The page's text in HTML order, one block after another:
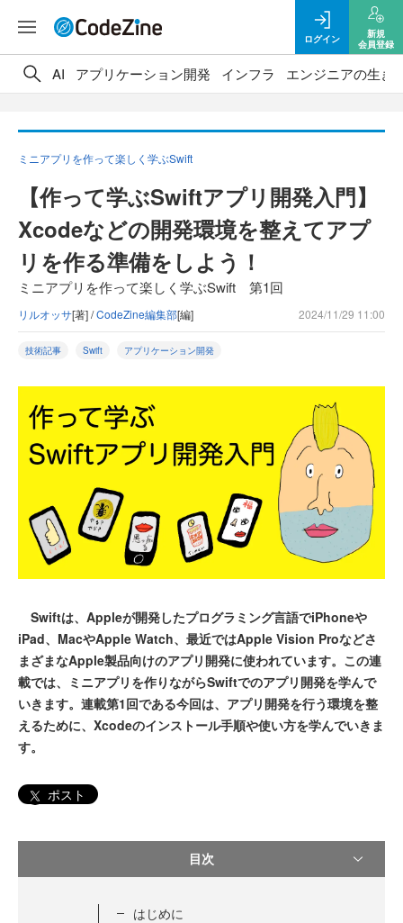
ログイン
新規
会員登録
AI アプリケーション開発 インフラ エンジニアの生き
ミニアプリを作って楽しく学ぶSwift
【作って学ぶSwiftアプリ開発入門】
Xcodeなどの開発環境を整えてアプ
リを作る準備をしよう！
ミニアプリを作って楽しく学ぶSwift 第1回
リルオッサ[著] /CodeZine編集部[編] 2024/11/29 11:00
技術記事 Swift アプリケーション開発
Swiftは、Appleが開発したプログラミング言語でiPhoneや
iPad、MacやApple Watch、最近ではApple Vision Proなどさ
まざまなApple製品向けのアプリ開発に使われています。この連
載では、ミニアプリを作りながらSwiftでのアプリ開発を学んで
いきます。連載第1回である今回は、アプリ開発を行う環境を整
えるために、Xcodeのインストール手順や使い方を学んでいきま
す。
ポスト
目次
はじめに